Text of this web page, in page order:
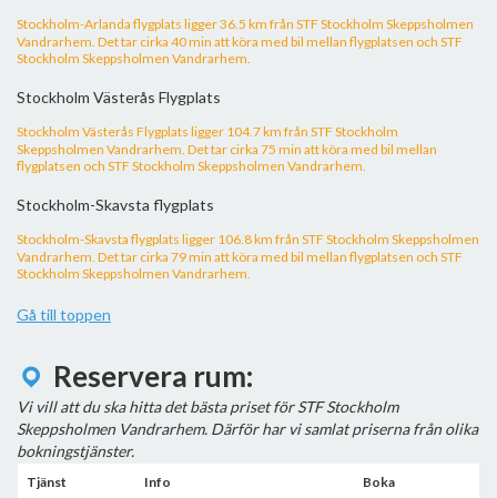
Stockholm-Arlanda flygplats ligger 36.5 km från STF Stockholm Skeppsholmen
Vandrarhem. Det tar cirka 40 min att köra med bil mellan flygplatsen och STF
Stockholm Skeppsholmen Vandrarhem.
Stockholm Västerås Flygplats
Stockholm Västerås Flygplats ligger 104.7 km från STF Stockholm
Skeppsholmen Vandrarhem. Det tar cirka 75 min att köra med bil mellan
flygplatsen och STF Stockholm Skeppsholmen Vandrarhem.
Stockholm-Skavsta flygplats
Stockholm-Skavsta flygplats ligger 106.8 km från STF Stockholm Skeppsholmen
Vandrarhem. Det tar cirka 79 min att köra med bil mellan flygplatsen och STF
Stockholm Skeppsholmen Vandrarhem.
Gå till toppen
Reservera rum:
Vi vill att du ska hitta det bästa priset för STF Stockholm
Skeppsholmen Vandrarhem. Därför har vi samlat priserna från olika
bokningstjänster.
Tjänst Info Boka